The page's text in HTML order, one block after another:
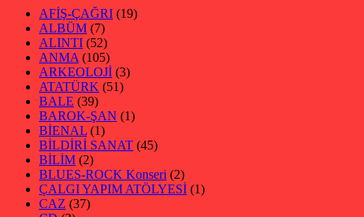
AFİŞ-ÇAĞRI (19)
ALBÜM (7)
ALINTI (52)
ANMA (105)
ARKEOLOJİ (3)
ATATÜRK (51)
BALE (39)
BAROK-ŞAN (1)
BİENAL (1)
BİLDİRİ SANAT (45)
BİLİM (2)
BLUES-ROCK Konseri (2)
ÇALGI YAPIM ATÖLYESİ (1)
CAZ (37)